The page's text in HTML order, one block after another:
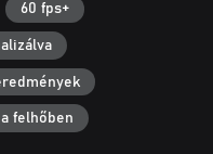
60 fps+
felhőben